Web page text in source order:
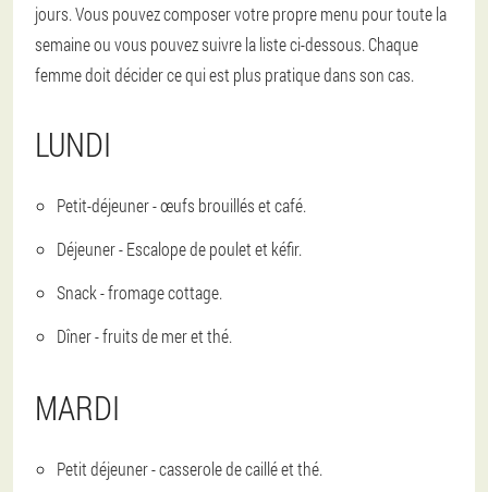
jours. Vous pouvez composer votre propre menu pour toute la
semaine ou vous pouvez suivre la liste ci-dessous. Chaque
femme doit décider ce qui est plus pratique dans son cas.
LUNDI
Petit-déjeuner - œufs brouillés et café.
Déjeuner - Escalope de poulet et kéfir.
Snack - fromage cottage.
Dîner - fruits de mer et thé.
MARDI
Petit déjeuner - casserole de caillé et thé.